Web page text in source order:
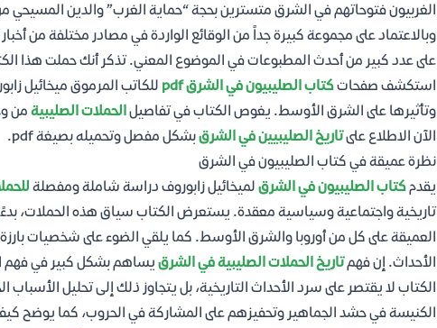
الغربيون فتوحاتهم في الشرق متسترين بحجة “حماية الغرب” والدين
وبالاعتماد على مجموعة كبيرة جداً من الوقائع الواردة في مصادر مختلفة من
على عدد كبير من أحدث المطبوعات في الموضوع المعني. تذكر أنك حملت هذا
استكشف صفحاتكتاب الصليبيون في الشرق pdf للكاتب المرموق ميخائيل
وتأثيرها على الشرق الأوسط. يغوص الكتاب في تفاصيلالحملات الصليبية من
الآن الاطلاع علىتاريخ الصليبيين في الشرقبشكل مفصل وتحميله بصيغة pdf.
نظرة عميقة في كتاب الصليبيون في الشرق
يقدمكتاب الصليبيون في الشرق لميخائيل زابوروف دراسة شاملة ومفصلة
تاريخية واجتماعية وسياسية معقدة. يستعرض الكتاب سياق هذه الحملات، بدءًا
العميقة على كل من أوروبا والشرق الأوسط. كما يلقي الضوء على شخصيات بارزة
الأحداث. إن فهمتاريخ الحملات الصليبية في الشرق يساهم بشكل كبير في فهم
الكتاب لا يقتصر على سرد الأحداث التاريخية، بل يتجاوز ذلك إلى تحليل
الكنيسة في حشد الجماهير وتحفيزهم على المشاركة في الحروب، كما يوضح